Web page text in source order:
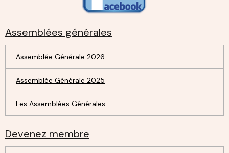
Assemblées générales
Assemblée Générale 2026
Assemblée Générale 2025
Les Assemblées Générales
Devenez membre